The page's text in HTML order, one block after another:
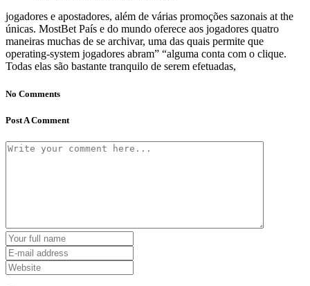
jogadores e apostadores, além de várias promoções sazonais at the
únicas. MostBet País e do mundo oferece aos jogadores quatro
maneiras muchas de se archivar, uma das quais permite que
operating-system jogadores abram” “alguma conta com o clique.
Todas elas são bastante tranquilo de serem efetuadas,
No Comments
Post A Comment